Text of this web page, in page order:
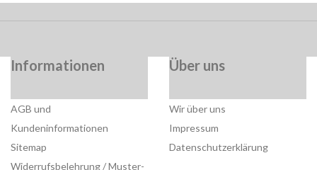
Informationen
AGB und
Kundeninformationen
Sitemap
Widerrufsbelehrung / Muster-
Über uns
Wir über uns
Impressum
Datenschutzerklärung